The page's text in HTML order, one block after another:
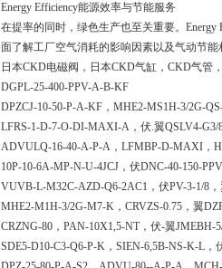
Energy Efficiency能源效率与节能服务
在提率的同时，绿色生产也至关重要。
面了解工厂空气消耗的影响因素以及气动节
日本CKD电磁阀，日本CKD气缸，CKD气管
DGPL-25-400-PPV-A-B-KF
DPZCJ-10-50-P-A-KF，MHE2-MS1H-3/2G-
LFRS-1-D-7-O-DI-MAXI-A，伏.翼QSLV4-G3/
ADVULQ-16-40-A-P-A，LFMBP-D-MAXI，
10P-10-6A-MP-N-U-4JCJ，伏DNC-40-150-
VUVB-L-M32C-AZD-Q6-2AC1，伏PV-3-1/8
MHE2-M1H-3/2G-M7-K，CRVZS-0.75，翼
CRZNG-80，PAN-10X1,5-NT，伏-翼JMEBH-
SDE5-D10-C3-Q6-P-K，SIEN-6,5B-NS-K-L，